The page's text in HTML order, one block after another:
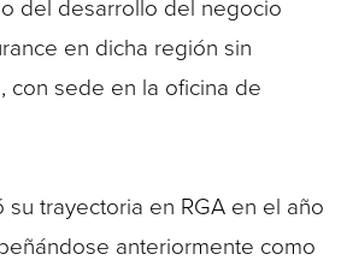
del desarrollo del negocio
en dicha región sin
con sede en la oficina de
su trayectoria en RGA en el año
anteriormente como